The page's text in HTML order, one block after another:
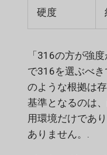
硬度
「316の方が強
で316を選ぶべ
のような根拠は
基準となるのは
用環境だけであ
ありません。.